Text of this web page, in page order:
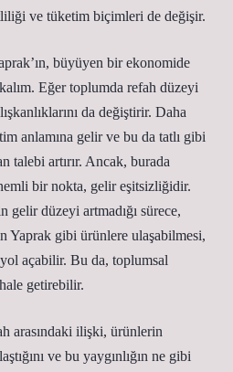
ve tüketim biçimleri de değişir.
büyüyen bir ekonomide
Eğer toplumda refah düzeyi
da değiştirir. Daha
anlamına gelir ve bu da tatlı gibi
talebi artırır. Ancak, burada
bir nokta, gelir eşitsizliğidir.
düzeyi artmadığı sürece,
Yaprak gibi ürünlere ulaşabilmesi,
açabilir. Bu da, toplumsal
getirebilir.
arasındaki ilişki, ürünlerin
ve bu yaygınlığın ne gibi